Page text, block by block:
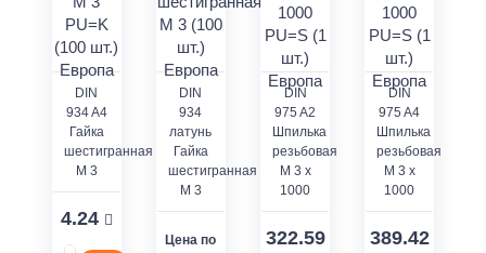
DIN
934 A4
Гайка
шестигранная
M 3
4.24
DIN
934
латунь
Гайка
шестигранная
M 3
Цена по
DIN
975 A2
Шпилька
резьбовая
M 3 x
1000
322.59
DIN
975 A4
Шпилька
резьбовая
M 3 x
1000
389.42